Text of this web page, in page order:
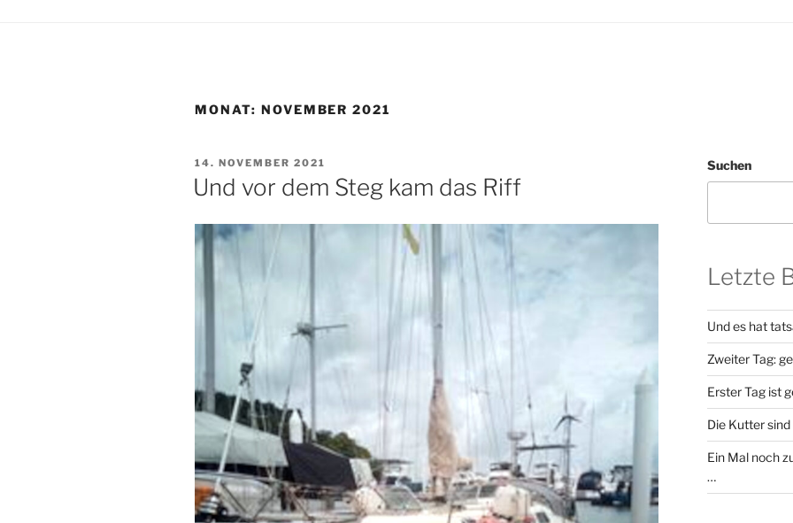
MONAT: NOVEMBER 2021
VERÖFFENTLICHT
AM
14. NOVEMBER 2021
Und vor dem Steg kam das Riff
Suchen
Letzte
Und es hat
Zweiter Tag:
Erster Tag ist
Die Kutter
Ein Mal noch
…